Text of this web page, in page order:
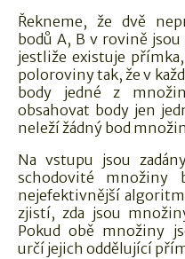
Řekneme, že dvě
bodů A, B v rovině
jestliže existuje
poloroviny tak, že v
body jedné z
obsahovat body jen
neleží žádný bod
Na vstupu jsou
schodovité
nejefektivnější
zjistí, zda jsou
Pokud obě množiny
určí jejich oddělující